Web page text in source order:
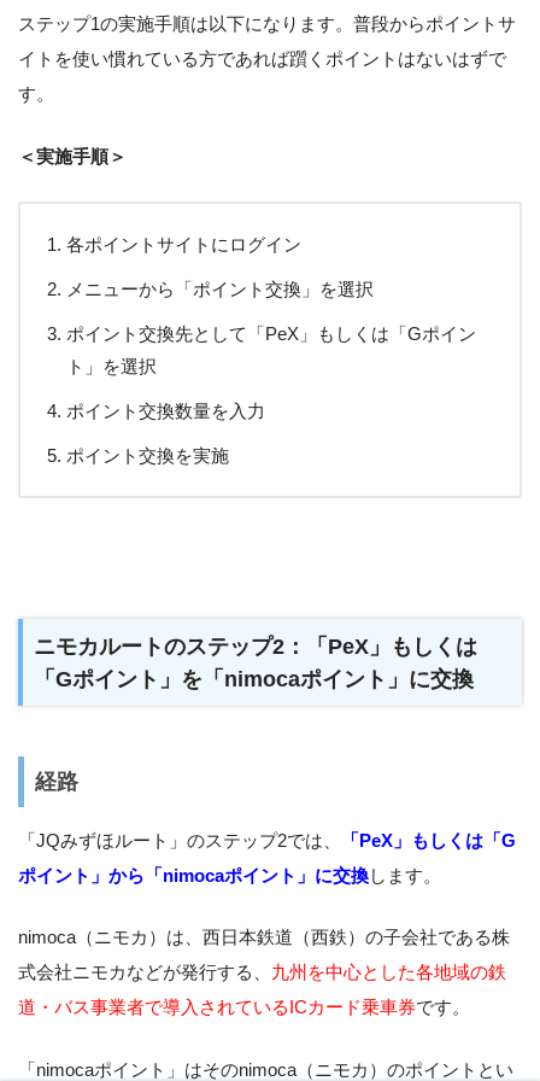
ステップ1の実施手順は以下になります。普段からポイントサ
イトを使い慣れている方であれば躓くポイントはないはずで
す。
＜実施手順＞
各ポイントサイトにログイン
メニューから「ポイント交換」を選択
ポイント交換先として「PeX」もしくは「Gポイン
ト」を選択
ポイント交換数量を入力
ポイント交換を実施
ニモカルートのステップ2：「PeX」もしくは
「Gポイント」を「nimocaポイント」に交換
経路
「JQみずほルート」のステップ2では、
「PeX」もしくは「G
ポイント」から「nimocaポイント」に交換します。
nimoca（ニモカ）は、西日本鉄道（西鉄）の子会社である株
式会社ニモカなどが発行する、 九州を中心とした各地域の鉄
道・バス事業者で導入されているICカード乗車券です。
「nimocaポイント」はそのnimoca（ニモカ）のポイントとい